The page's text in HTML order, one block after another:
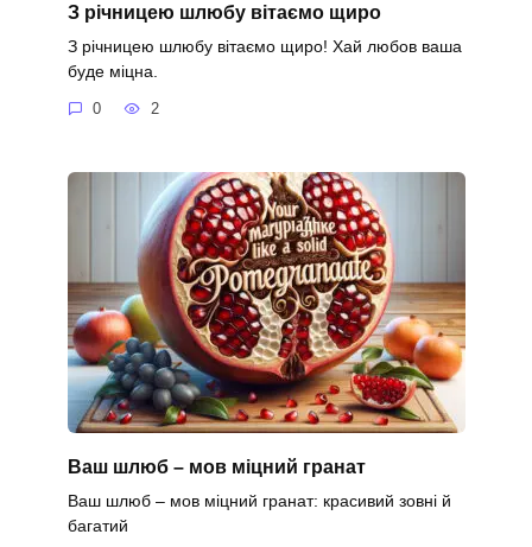
З річницею шлюбу вітаємо щиро
З річницею шлюбу вітаємо щиро! Хай любов ваша
буде міцна.
0 2
Ваш шлюб – мов міцний гранат
Ваш шлюб – мов міцний гранат: красивий зовні й
багатий